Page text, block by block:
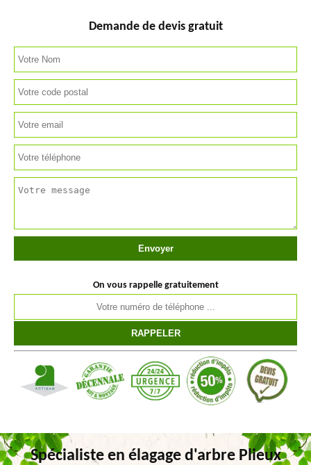
Demande de devis gratuit
On vous rappelle gratuitement
Spécialiste en élagage d'arbre Plieux